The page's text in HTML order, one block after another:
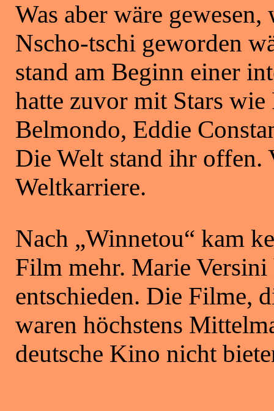
Was aber wäre
Nscho-tschi geworden
stand am Beginn einer
hatte zuvor mit Stars wie
Belmondo, Eddie
Die Welt stand ihr offen.
Weltkarriere.
Nach „Winnetou“ kam
Film mehr. Marie
entschieden. Die Filme,
waren höchstens
deutsche Kino nicht